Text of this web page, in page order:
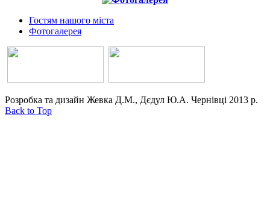
Гостям нашого міста
Фотогалерея
Розробка та дизайн Жевка Д.М., Дєдул Ю.А. Чернівці 2013 р.
Back to Top